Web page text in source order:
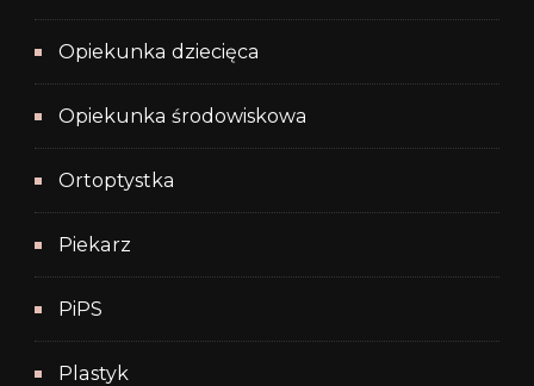
Opiekunka dziecięca
Opiekunka środowiskowa
Ortoptystka
Piekarz
PiPS
Plastyk